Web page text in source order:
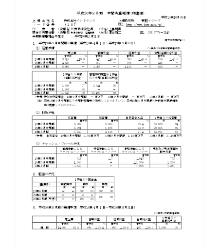
サステナビリティ
お知らせ
お役立ちコラム
採用情報
お問い合わせ
免責事項サイトマップ勧誘方針IRポリシー